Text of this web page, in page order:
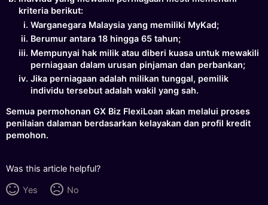
kriteria berikut:
Warganegara Malaysia yang memiliki MyKad;
Berumur antara 18 hingga 65 tahun;
Mempunyai hak milik atau diberi kuasa untuk mewakili
perniagaan dalam urusan pinjaman dan perbankan;
Jika perniagaan adalah milikan tunggal, pemilik
individu tersebut adalah wakil yang sah.
Semua permohonan GX Biz FlexiLoan akan melalui proses
penilaian dalaman berdasarkan kelayakan dan profil kredit
pemohon.
Was this article helpful?
Yes No